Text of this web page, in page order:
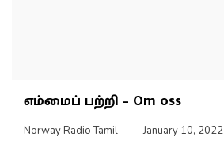
எம்மைப் பற்றி – Om oss
Norway Radio Tamil January 10, 2022